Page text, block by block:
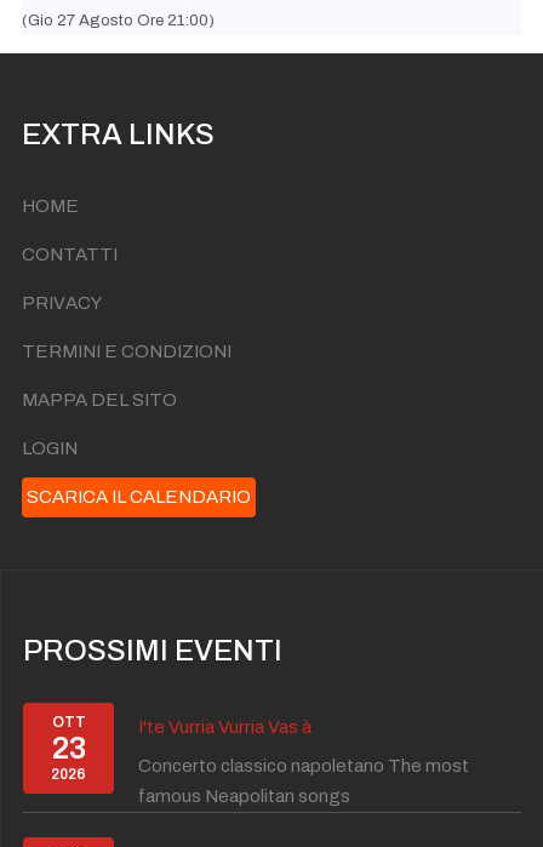
(Gio 27 Agosto Ore 21:00)
EXTRA LINKS
HOME
CONTATTI
PRIVACY
TERMINI E CONDIZIONI
MAPPA DEL SITO
LOGIN
SCARICA IL CALENDARIO
PROSSIMI EVENTI
OTT
23
2026
I'te Vurria Vurria Vas à
Concerto classico napoletano The most
famous Neapolitan songs